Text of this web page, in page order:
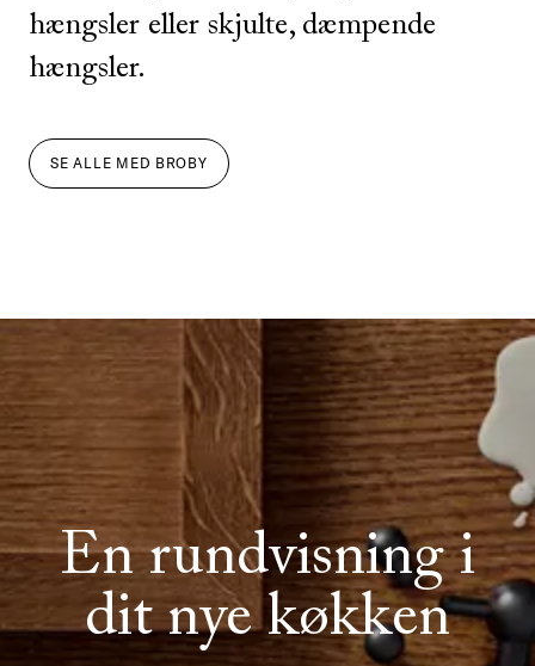
hængsler eller skjulte, dæmpende
hængsler.
SE ALLE MED BROBY
En rundvisning i
dit nye køkken